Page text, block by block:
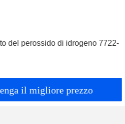
del perossido di idrogeno 7722-
il migliore prezzo